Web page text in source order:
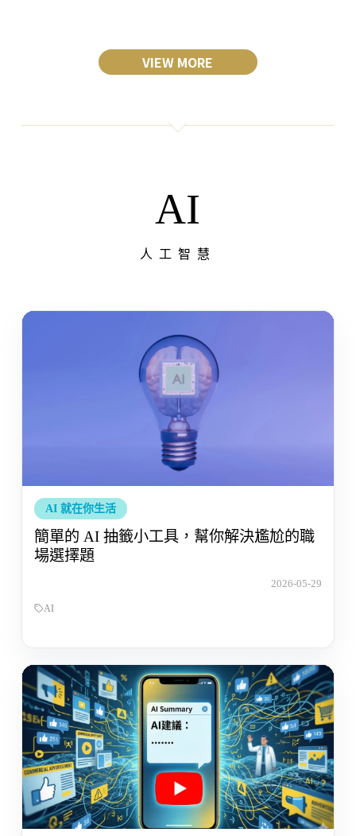
VIEW MORE
AI
人工智慧
AI 就在你生活
簡單的 AI 抽籤小工具，幫你解決尷尬的職
場選擇題
2026-05-29
AI